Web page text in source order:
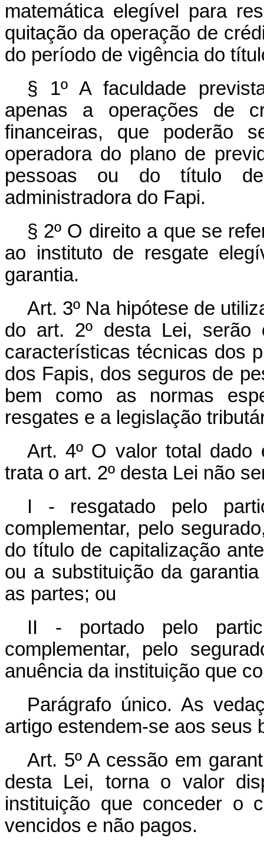
matemática elegível para
quitação da operação de
do período de vigência do
§ 1º A faculdade
apenas a operações de
financeiras, que poderão
operadora do plano de
pessoas ou do título
administradora do Fapi.
§ 2º O direito a que se
ao instituto de resgate
garantia.
Art. 3º Na hipótese de
do art. 2º desta Lei, serão
características técnicas dos
dos Fapis, dos seguros de
bem como as normas
resgates e a legislação
Art. 4º O valor total dado
trata o art. 2º desta Lei não
I - resgatado pelo
complementar, pelo
do título de capitalização
ou a substituição da
as partes; ou
II - portado pelo
complementar, pelo
anuência da instituição que
Parágrafo único. As
artigo estendem-se aos seus
Art. 5º A cessão em
desta Lei, torna o valor
instituição que conceder o
vencidos e não pagos.